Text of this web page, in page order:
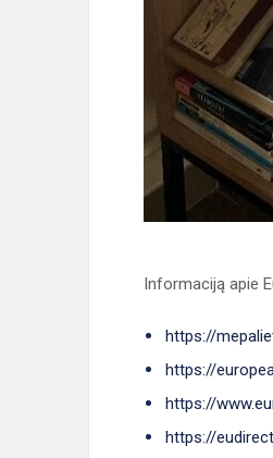
Informaciją apie
https://
https://
https://
https://